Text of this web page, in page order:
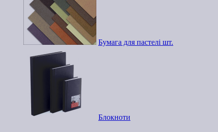
Бумага для пастелі шт.
Блокноти